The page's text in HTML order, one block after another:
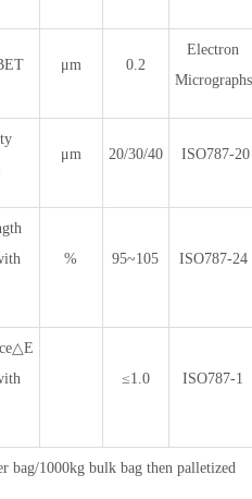
μm 0.2
Electron
Micrographs
μm 20/30/40 ISO787-20
% 95~105 ISO787-24
≤1.0 ISO787-1
bag/1000kg bulk bag then palletized